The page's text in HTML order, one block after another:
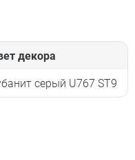
декора
серый U767 ST9